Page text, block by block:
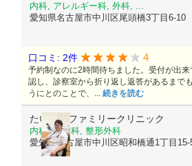
内科, アレルギー科, 外科, ...
愛知県名古屋市中川区尾頭橋3丁目6-10
口コミ: 2件 4
予約制なのに2時間待ちました。受付が出
認し、診察室から折り返し返答があるまで
うにとのことで、... 続きを読む
たいようファミリークリニック
内科, 小児科, 整形外科
愛知県名古屋市中川区昭和橋通1丁目15-